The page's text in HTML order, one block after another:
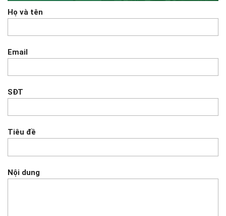
Họ và tên
Email
SĐT
Tiêu đề
Nội dung